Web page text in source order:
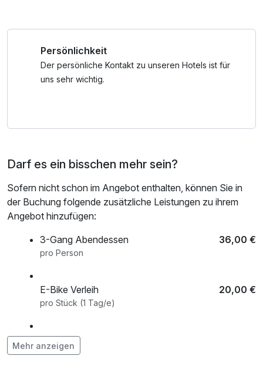
mit korrespondierenden Bieren am Abend rundet Ihren Tag
Persönlichkeit
Der persönliche Kontakt zu unseren Hotels ist für
uns sehr wichtig.
Darf es ein bisschen mehr sein?
Sofern nicht schon im Angebot enthalten, können Sie in
der Buchung folgende zusätzliche Leistungen zu ihrem
Angebot hinzufügen:
3-Gang Abendessen
36,00 €
pro Person
E-Bike Verleih 20,00 €
pro Stück (1 Tag/e)
Fahrradverleih
Mehr anzeigen